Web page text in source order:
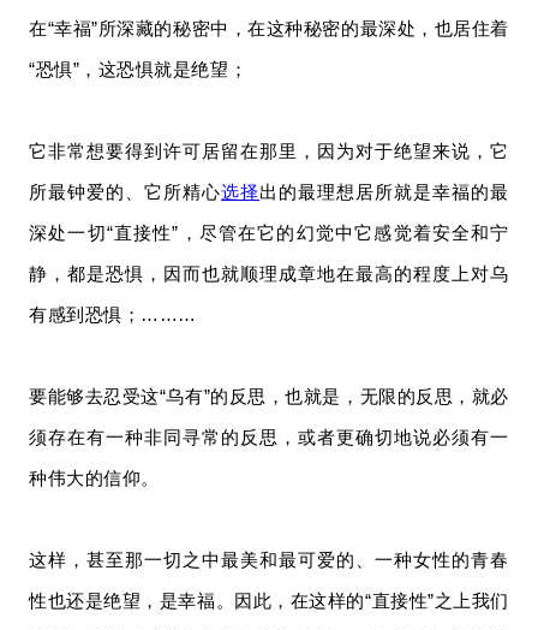
在“幸福”所深藏的秘密中，在这种秘密的最深处，也居住着
“恐惧”，这恐惧就是绝望；
它非常想要得到许可居留在那里，因为对于绝望来说，它
所最钟爱的、它所精心选择出的最理想居所就是幸福的最
深处一切“直接性”，尽管在它的幻觉中它感觉着安全和宁
静，都是恐惧，因而也就顺理成章地在最高的程度上对乌
有感到恐惧；………
要能够去忍受这“乌有”的反思，也就是，无限的反思，就必
须存在有一种非同寻常的反思，或者更确切地说必须有一
种伟大的信仰。
这样，甚至那一切之中最美和最可爱的、一种女性的青春
性也还是绝望，是幸福。因此，在这样的“直接性”之上我们